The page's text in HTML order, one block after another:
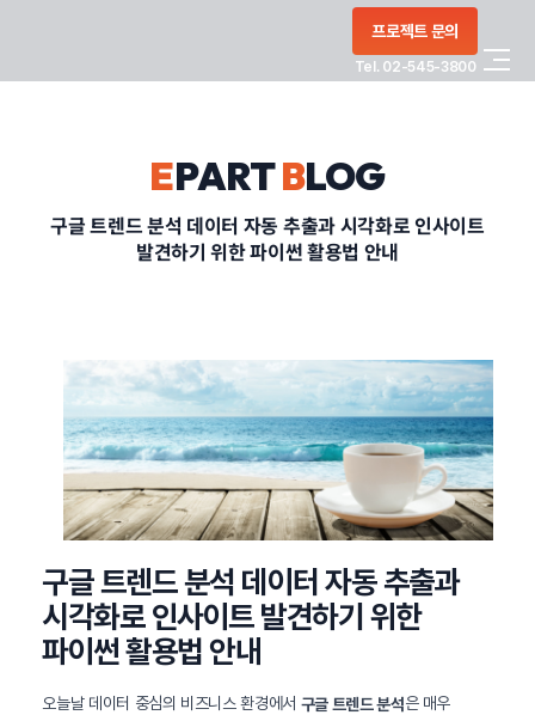
프로젝트 문의
Tel. 02-545-3800
PORTFOLIO
CONTACT
정부지원사업
EPARTBLOG
구글 트렌드 분석 데이터 자동 추출과 시각화로 인사이트
발견하기 위한 파이썬 활용법 안내
구글 트렌드 분석 데이터 자동 추출과
시각화로 인사이트 발견하기 위한
파이썬 활용법 안내
오늘날 데이터 중심의 비즈니스 환경에서 구글 트렌드 분석은 매우